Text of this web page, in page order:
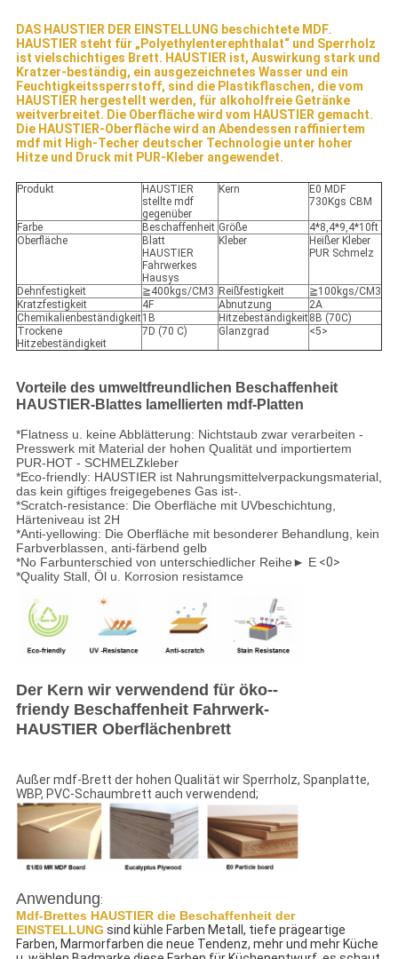
DAS HAUSTIER DER EINSTELLUNG beschichtete MDF.
HAUSTIER steht für „Polyethylenterephthalat“ und Sperrholz
ist vielschichtiges Brett. HAUSTIER ist, Auswirkung stark und
Kratzer-beständig, ein ausgezeichnetes Wasser und ein
Feuchtigkeitssperrstoff, sind die Plastikflaschen, die vom
HAUSTIER hergestellt werden, für alkoholfreie Getränke
weitverbreitet. Die Oberfläche wird vom HAUSTIER gemacht.
Die HAUSTIER-Oberfläche wird an Abendessen raffiniertem
mdf mit High-Techer deutscher Technologie unter hoher
Hitze und Druck mit PUR-Kleber angewendet.
Produkt
HAUSTIER
stellte mdf
gegenüber
Kern
E0 MDF
730Kgs CBM
Farbe Beschaffenheit Größe
4*8,4*9,4*10ft
Oberfläche
Blatt
HAUSTIER
Fahrwerkes
Hausys
Kleber
Heißer Kleber
PUR Schmelz
Dehnfestigkeit ≧400kgs/CM3 Reißfestigkeit
≧100kgs/CM3
Kratzfestigkeit
4F Abnutzung
2A
Chemikalienbeständigkeit1B Hitzebeständigkeit8B (70C)
Trockene
Hitzebeständigkeit
7D (70 C) Glanzgrad <5>
Vorteile des umweltfreundlichen Beschaffenheit
HAUSTIER-Blattes lamellierten mdf-Platten
*Flatness u. keine Abblätterung: Nichtstaub zwar verarbeiten -
Presswerk mit Material der hohen Qualität und importiertem
PUR-HOT - SCHMELZkleber
*Eco-friendly: HAUSTIER ist Nahrungsmittelverpackungsmaterial,
das kein giftiges freigegebenes Gas ist-.
*Scratch-resistance: Die Oberfläche mit UVbeschichtung,
Härteniveau ist 2H
*Anti-yellowing: Die Oberfläche mit besonderer Behandlung, kein
Farbverblassen, anti-färbend gelb
*No Farbunterschied von unterschiedlicher Reihe► E<0>
*Quality Stall, Öl u. Korrosion resistamce
Der Kern wir verwendend für öko--
friendy Beschaffenheit Fahrwerk-
HAUSTIER Oberflächenbrett
Außer mdf-Brett der hohen Qualität wir Sperrholz, Spanplatte,
WBP, PVC-Schaumbrett auch verwendend;
Anwendung:
Mdf-Brettes HAUSTIER die Beschaffenheit der
EINSTELLUNG sind kühle Farben Metall, tiefe prägeartige
Farben, Marmorfarben die neue Tendenz, mehr und mehr Küche